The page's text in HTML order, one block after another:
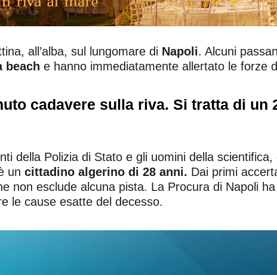
all’alba, sul lungomare di Napoli. Alcuni
beach e hanno immediatamente allertato le forze
cadavere sulla riva. Si tratta di un
della Polizia di Stato e gli uomini della
un cittadino algerino di 28 anni. Dai primi
non esclude alcuna pista. La Procura di Napoli
le cause esatte del decesso.